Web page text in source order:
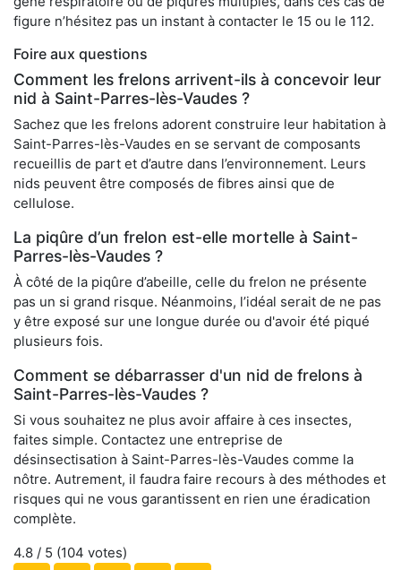
figure n’hésitez pas un instant à contacter le 15 ou le 112.
Foire aux questions
Comment les frelons arrivent-ils à concevoir leur
nid à Saint-Parres-lès-Vaudes ?
Sachez que les frelons adorent construire leur habitation à
Saint-Parres-lès-Vaudes en se servant de composants
recueillis de part et d’autre dans l’environnement. Leurs
nids peuvent être composés de fibres ainsi que de
cellulose.
La piqûre d’un frelon est-elle mortelle à Saint-
Parres-lès-Vaudes ?
À côté de la piqûre d’abeille, celle du frelon ne présente
pas un si grand risque. Néanmoins, l’idéal serait de ne pas
y être exposé sur une longue durée ou d'avoir été piqué
plusieurs fois.
Comment se débarrasser d'un nid de frelons à
Saint-Parres-lès-Vaudes ?
Si vous souhaitez ne plus avoir affaire à ces insectes,
faites simple. Contactez une entreprise de
désinsectisation à Saint-Parres-lès-Vaudes comme la
nôtre. Autrement, il faudra faire recours à des méthodes et
risques qui ne vous garantissent en rien une éradication
complète.
4.8 / 5 (104 votes)